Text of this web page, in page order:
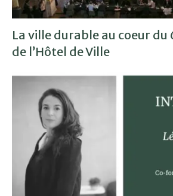
La ville durable au coeur du
de l’Hôtel de Ville